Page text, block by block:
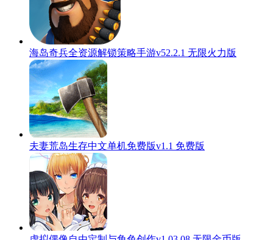
海岛奇兵全资源解锁策略手游v52.2.1 无限火力版
夫妻荒岛生存中文单机免费版v1.1 免费版